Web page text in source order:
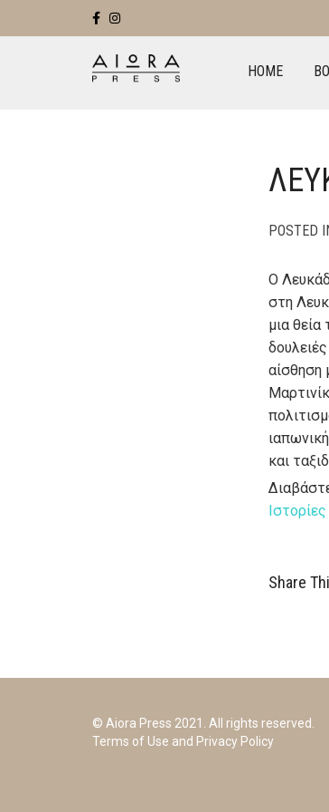
HOME
POSTED
Ο
στη
μια
αίσθηση
και
Share
© Aiora Press 2021. All rights reserved.
Terms of Use and Privacy Policy